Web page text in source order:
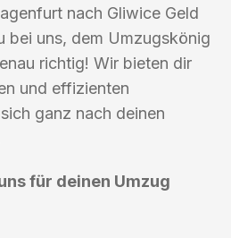
nach Gliwice Geld
bei uns, dem Umzugskönig
richtig! Wir bieten dir
und effizienten
ganz nach deinen
für deinen Umzug